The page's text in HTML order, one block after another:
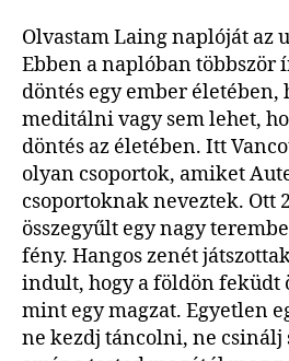
Olvastam Laing naplóját az
Ebben a naplóban többször
döntés egy ember életében,
meditálni vagy sem lehet,
döntés az életében. Itt
olyan csoportok, amiket
csoportoknak neveztek. Ott
összegyűlt egy nagy
fény. Hangos zenét
indult, hogy a földön feküdt
mint egy magzat. Egyetlen
ne kezdj táncolni, ne csinálj